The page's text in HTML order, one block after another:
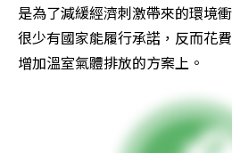
是為了減緩經濟刺激帶來的環境
很少有國家能履行承諾，反而花
增加溫室氣體排放的方案上。